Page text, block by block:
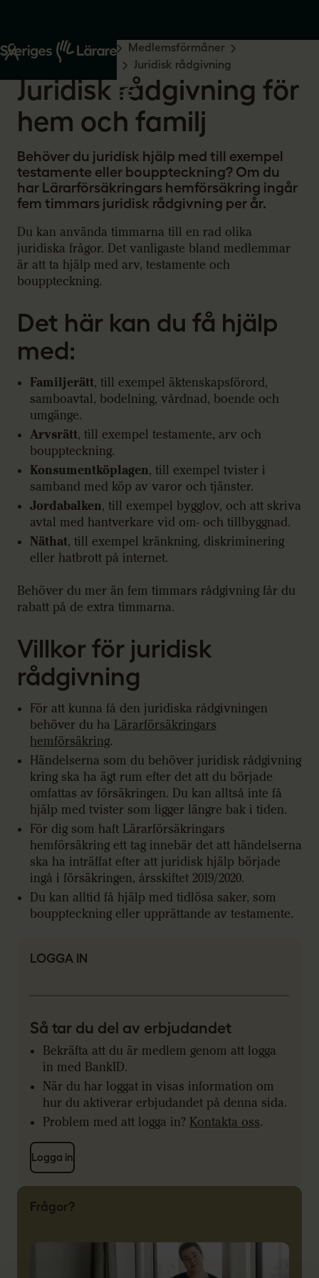
Start Medlemskap
Medlemsförmåner
Trygghet och ekonomi
Juridisk rådgivning
Juridisk rådgivning för
hem och familj
Behöver du juridisk hjälp med till exempel
testamente eller bouppteckning? Om du
har Lärarförsäkringars hemförsäkring ingår
fem timmars juridisk rådgivning per år.
Du kan använda timmarna till en rad olika
juridiska frågor. Det vanligaste bland medlemmar
är att ta hjälp med arv, testamente och
bouppteckning.
Det här kan du få hjälp
med:
Familjerätt, till exempel äktenskapsförord,
samboavtal, bodelning, vårdnad, boende och
umgänge.
Arvsrätt, till exempel testamente, arv och
bouppteckning.
Konsumentköplagen, till exempel tvister i
samband med köp av varor och tjänster.
Jordabalken, till exempel bygglov, och att skriva
avtal med hantverkare vid om- och tillbyggnad.
Näthat, till exempel kränkning, diskriminering
eller hatbrott på internet.
Behöver du mer än fem timmars rådgivning får du
rabatt på de extra timmarna.
Villkor för juridisk
rådgivning
För att kunna få den juridiska rådgivningen
behöver du ha Lärarförsäkringars
hemförsäkring.
Händelserna som du behöver juridisk rådgivning
kring ska ha ägt rum efter det att du började
omfattas av försäkringen. Du kan alltså inte få
hjälp med tvister som ligger längre bak i tiden.
För dig som haft Lärarförsäkringars
hemförsäkring ett tag innebär det att händelserna
ska ha inträffat efter att juridisk hjälp började
ingå i försäkringen, årsskiftet 2019/2020.
Du kan alltid få hjälp med tidlösa saker, som
bouppteckning eller upprättande av testamente.
LOGGA IN
Så tar du del av erbjudandet
Bekräfta att du är medlem genom att logga
in med BankID.
När du har loggat in visas information om
hur du aktiverar erbjudandet på denna sida.
Problem med att logga in? Kontakta oss.
Logga in
Frågor?